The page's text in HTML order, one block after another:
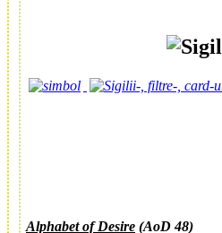
Alphabet ofDesire (AoD48)